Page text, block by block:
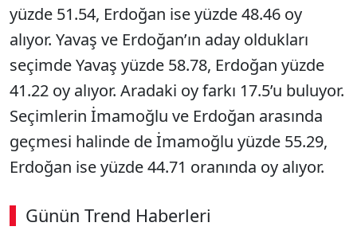
yüzde 51.54, Erdoğan ise yüzde 48.46 oy
alıyor. Yavaş ve Erdoğan’ın aday oldukları
seçimde Yavaş yüzde 58.78, Erdoğan yüzde
41.22 oy alıyor. Aradaki oy farkı 17.5’u buluyor.
Seçimlerin İmamoğlu ve Erdoğan arasında
geçmesi halinde de İmamoğlu yüzde 55.29,
Erdoğan ise yüzde 44.71 oranında oy alıyor.
Günün Trend Haberleri